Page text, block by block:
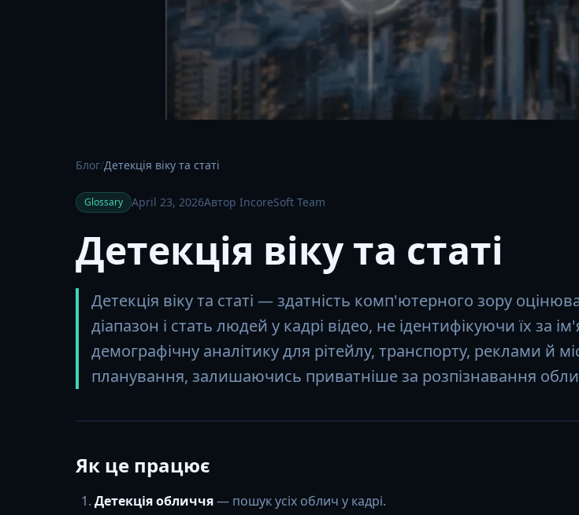
Блог/Детекція віку та статі
Glossary April 23, 2026Автор IncoreSoft Team
Детекція віку та статі
Детекція віку та статі — здатність комп'ютерного зору
діапазон і стать людей у кадрі відео, не ідентифікуючи їх за
демографічну аналітику для рітейлу, транспорту, реклами й
планування, залишаючись приватніше за розпізнавання
Як це працює
Детекція обличчя— пошук усіх облич у кадрі.